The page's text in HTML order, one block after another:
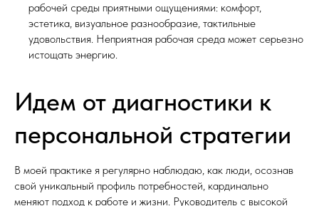
рабочей среды приятными ощущениями: комфорт,
эстетика, визуальное разнообразие, тактильные
удовольствия. Неприятная рабочая среда может серьезно
истощать энергию.
Идем от диагностики к
персональной стратегии
В моей практике я регулярно наблюдаю, как люди, осознав
свой уникальный профиль потребностей, кардинально
меняют подход к работе и жизни. Руководитель с высокой